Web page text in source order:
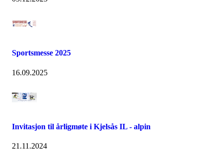
Sportsmesse 2025
16.09.2025
Invitasjon til årligmøte i Kjelsås IL - alpin
21.11.2024